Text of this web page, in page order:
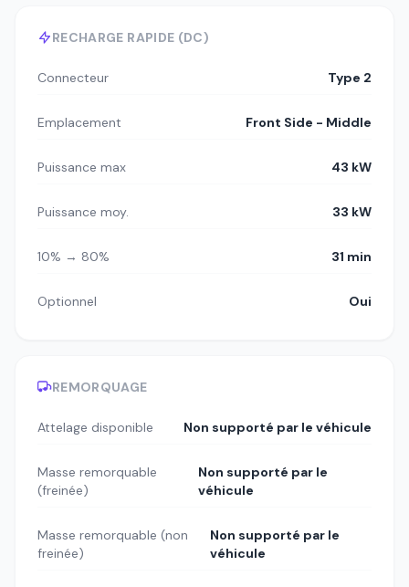
RECHARGE RAPIDE (DC)
Connecteur Type 2
Emplacement Front Side - Middle
Puissance max 43 kW
Puissance moy. 33 kW
10% → 80% 31 min
Optionnel Oui
REMORQUAGE
Attelage disponible Non supporté par le véhicule
Masse remorquable
(freinée)
Non supporté par le
véhicule
Masse remorquable (non
freinée)
Non supporté par le
véhicule